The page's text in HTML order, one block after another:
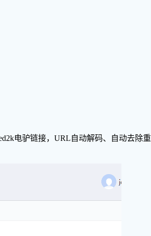
电驴链接，URL自动解码、自动去除